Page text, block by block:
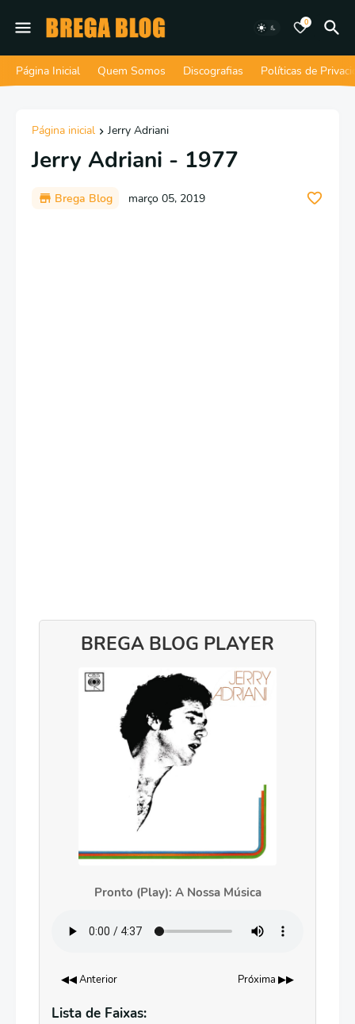
0
Página Inicial Quem Somos Discografias Políticas de
Página inicial Jerry Adriani
Jerry Adriani - 1977
Brega Blog março 05, 2019
BREGA BLOG PLAYER
Pronto (Play): A Nossa Música
◀◀ Anterior Próxima ▶▶
Lista de Faixas: